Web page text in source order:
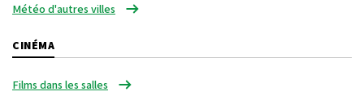
Météo d'autres villes
CINÉMA
Films dans les salles